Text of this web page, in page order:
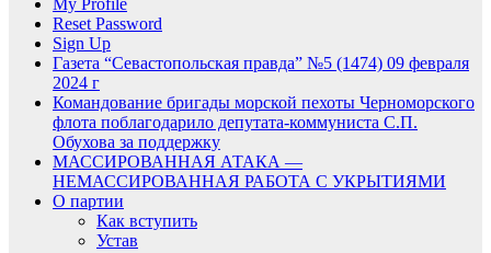
Reset Password
Sign Up
Газета “Севастопольская правда” №5 (1474) 09 февраля
2024 г
Командование бригады морской пехоты Черноморского
флота поблагодарило депутата-коммуниста С.П.
Обухова за поддержку
МАССИРОВАННАЯ АТАКА —
НЕМАССИРОВАННАЯ РАБОТА С УКРЫТИЯМИ
О партии
Как вступить
Устав